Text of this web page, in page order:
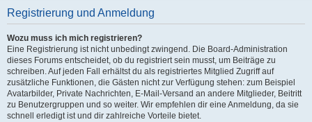
Registrierung und Anmeldung
Wozu muss ich mich registrieren?
Eine Registrierung ist nicht unbedingt zwingend. Die Board-Administration
dieses Forums entscheidet, ob du registriert sein musst, um Beiträge zu
schreiben. Auf jeden Fall erhältst du als registriertes Mitglied Zugriff auf
zusätzliche Funktionen, die Gästen nicht zur Verfügung stehen: zum Beispiel
Avatarbilder, Private Nachrichten, E-Mail-Versand an andere Mitglieder, Beitritt
zu Benutzergruppen und so weiter. Wir empfehlen dir eine Anmeldung, da sie
schnell erledigt ist und dir zahlreiche Vorteile bietet.